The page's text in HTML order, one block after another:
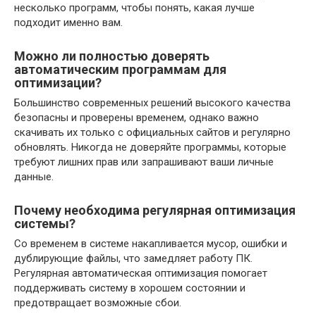
несколько программ, чтобы понять, какая лучше
подходит именно вам.
Можно ли полностью доверять
автоматическим программам для
оптимизации?
Большинство современных решений высокого качества
безопасны и проверены временем, однако важно
скачивать их только с официальных сайтов и регулярно
обновлять. Никогда не доверяйте программы, которые
требуют лишних прав или запрашивают ваши личные
данные.
Почему необходима регулярная оптимизация
системы?
Со временем в системе накапливается мусор, ошибки и
дублирующие файлы, что замедляет работу ПК.
Регулярная автоматическая оптимизация помогает
поддерживать систему в хорошем состоянии и
предотвращает возможные сбои.